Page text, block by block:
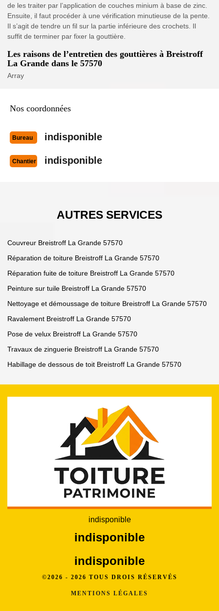
de les traiter par l’application de couches minium à base de zinc.
Ensuite, il faut procéder à une vérification minutieuse de la pente.
Il s’agit de tendre un fil sur la partie inférieure des crochets. Il
suffit de terminer par fixer la gouttière.
Les raisons de l’entretien des gouttières à Breistroff
La Grande dans le 57570
Array
Nos coordonnées
Bureau indisponible
Chantier indisponible
AUTRES SERVICES
Couvreur Breistroff La Grande 57570
Réparation de toiture Breistroff La Grande 57570
Réparation fuite de toiture Breistroff La Grande 57570
Peinture sur tuile Breistroff La Grande 57570
Nettoyage et démoussage de toiture Breistroff La Grande 57570
Ravalement Breistroff La Grande 57570
Pose de velux Breistroff La Grande 57570
Travaux de zinguerie Breistroff La Grande 57570
Habillage de dessous de toit Breistroff La Grande 57570
indisponible
indisponible
indisponible
©2026 - 2026 TOUS DROIS RÉSERVÉS
MENTIONS LÉGALES